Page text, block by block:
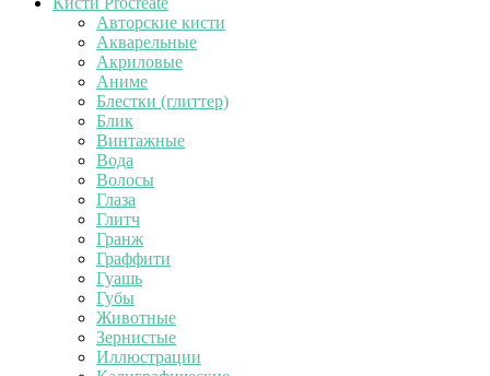
Авторские кисти
Акварельные
Акриловые
Аниме
Блестки (глиттер)
Блик
Винтажные
Вода
Волосы
Глаза
Глитч
Гранж
Граффити
Гуашь
Губы
Животные
Зернистые
Иллюстрации